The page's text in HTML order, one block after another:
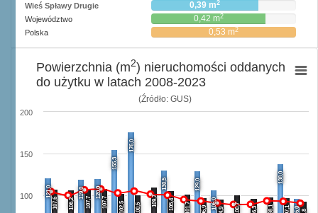
Wieś Spławy Drugie 0,39 m2
Województwo 0,42 m2
Polska 0,53 m2
(Źródło: GUS)
121,0 119,0 120,0
155,3
176,0
130,5
129,0
106,0
138,0
96,0
107,6 106,2 107,7 107,7 102,5 100,5
109,7 105,4 101,7 96,9 94,9 100,7 96,3 98,1 97,1
100
150
200
Powierzchnia (m2) nieruchomości oddanych
do użytku w latach 2008-2023